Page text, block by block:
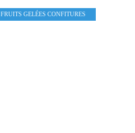
FRUITS GELÉES CONFITURES